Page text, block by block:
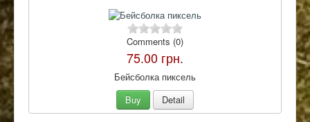
Comments (0)
75.00 грн.
Бейсболка пиксель
Buy
Detail